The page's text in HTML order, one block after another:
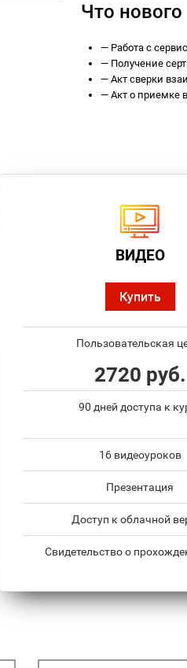
Что нового
—Работа с
—Получение
—Акт сверки
—Акт о приемке
ВИДЕО
Купить
Пользовательская
2720 руб.
90 дней доступа к
16 видеоуроков
Презентация
Доступ к облачной
Свидетельство о